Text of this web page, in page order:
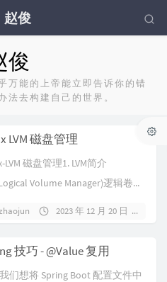
赵俊
俊
万能的上帝能立即告诉你的错
法去构建自己的世界。
LVM 磁盘管理
LVM 磁盘管理1. LVM简介
Volume Manager)逻辑卷...
2023 年 12 月 20 日
技巧 - @Value 复用
们想将 Spring Boot 配置文件中